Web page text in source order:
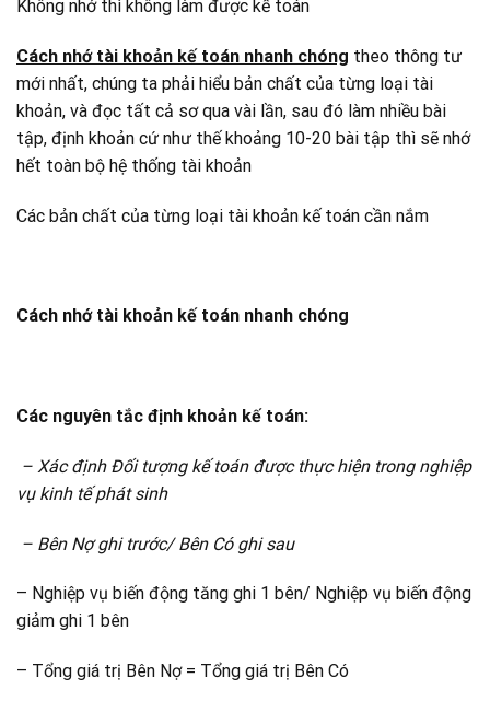
Không nhớ thì không làm được kế toán
Cách nhớ tài khoản kế toán nhanh chóng theo thông tư
mới nhất, chúng ta phải hiểu bản chất của từng loại tài
khoản, và đọc tất cả sơ qua vài lần, sau đó làm nhiều bài
tập, định khoản cứ như thế khoảng 10-20 bài tập thì sẽ nhớ
hết toàn bộ hệ thống tài khoản
Các bản chất của từng loại tài khoản kế toán cần nắm
Cách nhớ tài khoản kế toán nhanh chóng
Các nguyên tắc định khoản kế toán:
– Xác định Đối tượng kế toán được thực hiện trong nghiệp
vụ kinh tế phát sinh
– Bên Nợ ghi trước/ Bên Có ghi sau
– Nghiệp vụ biến động tăng ghi 1 bên/ Nghiệp vụ biến động
giảm ghi 1 bên
– Tổng giá trị Bên Nợ = Tổng giá trị Bên Có